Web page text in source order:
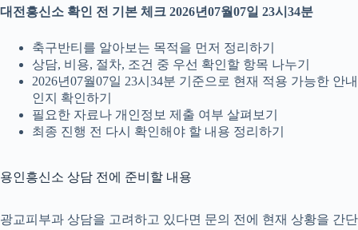
대전흥신소 확인 전 기본 체크 2026년07월07일 23시34분
축구반티를 알아보는 목적을 먼저 정리하기
상담, 비용, 절차, 조건 중 우선 확인할 항목 나누기
2026년07월07일 23시34분 기준으로 현재 적용 가능한 안내
인지 확인하기
필요한 자료나 개인정보 제출 여부 살펴보기
최종 진행 전 다시 확인해야 할 내용 정리하기
용인흥신소 상담 전에 준비할 내용
광교피부과 상담을 고려하고 있다면 문의 전에 현재 상황을 간단